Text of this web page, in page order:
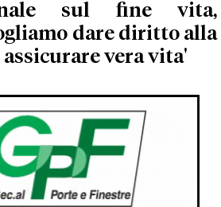
sul fine vita,
dare diritto alla
vera vita'